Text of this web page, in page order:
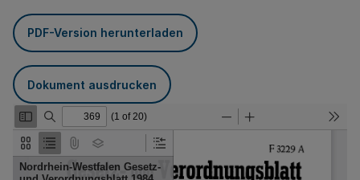
PDF-Version herunterladen
Dokument ausdrucken